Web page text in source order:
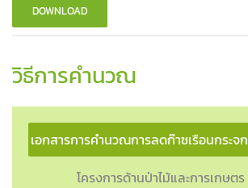
DOWNLOAD
วิธีการคำนวณ
เอกสารการคำนวณการลดก๊าซเรือนกระจก
โครงการด้านป่าไม้และการเกษตร